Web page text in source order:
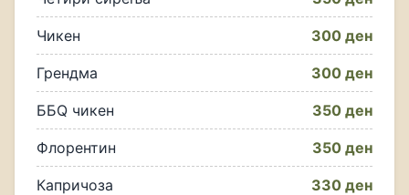
Чикен 300 ден
Грендма 300 ден
ББQ чикен 350 ден
Флорентин 350 ден
Капричоза 330 ден